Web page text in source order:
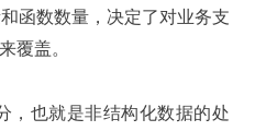
函数数量，决定了对业务支
覆盖。
，也就是非结构化数据的处